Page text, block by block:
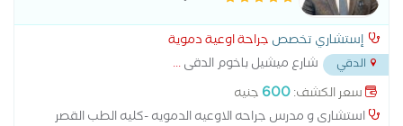
إستشاري تخصص جراحة اوعية دموية
الدقي شارع ميشيل باخوم الدقى...
سعر الكشف:600 جنيه
استشارى و مدرس جراحه الاوعيه الدمويه -كليه الطب القصر